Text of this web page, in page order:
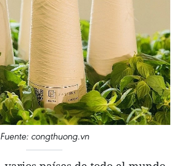
Fuente: congthuong.vn